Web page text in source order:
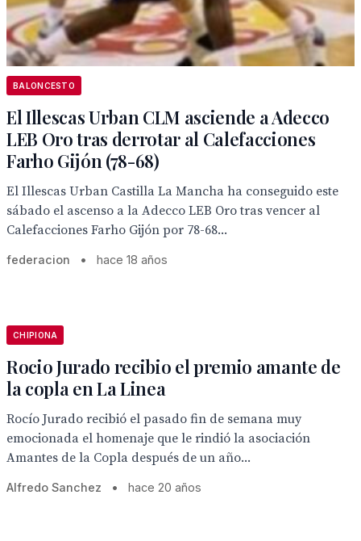
BALONCESTO
El Illescas Urban CLM asciende a Adecco
LEB Oro tras derrotar al Calefacciones
Farho Gijón (78-68)
El Illescas Urban Castilla La Mancha ha conseguido este
sábado el ascenso a la Adecco LEB Oro tras vencer al
Calefacciones Farho Gijón por 78-68...
federacion • hace 18 años
CHIPIONA
Rocio Jurado recibio el premio amante de
la copla en La Linea
Rocío Jurado recibió el pasado fin de semana muy
emocionada el homenaje que le rindió la asociación
Amantes de la Copla después de un año...
Alfredo Sanchez • hace 20 años